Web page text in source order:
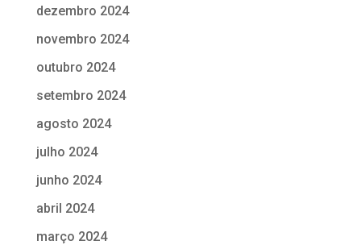
dezembro 2024
novembro 2024
outubro 2024
setembro 2024
agosto 2024
julho 2024
junho 2024
abril 2024
março 2024